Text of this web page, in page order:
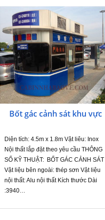
Bốt gác cảnh sát khu vực
Diện tích: 4.5m x 1.8m Vật liêu: Inox
Nội thất lắp đặt theo yêu cầu THÔNG
SỐ KỸ THUẬT: BỐT GÁC CẢNH SÁT
Vật liệu bên ngoài: thép sơn Vật liệu
nội thất: Alu nội thất Kích thước Dài
:3940…